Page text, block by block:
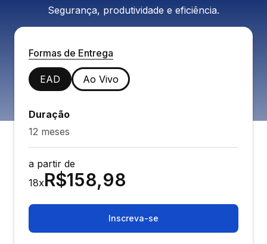
Segurança, produtividade e eficiência.
Formas de Entrega
EAD Ao Vivo
Duração
12 meses
a partir de
18xR$158,98
Inscreva-se